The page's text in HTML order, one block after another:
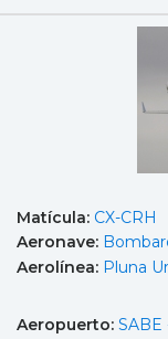
Matícula: CX-CRH
Aeronave:
Aerolínea: Pluna
Aeropuerto: